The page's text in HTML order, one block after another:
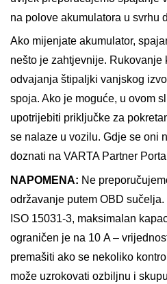
na polove akumulatora u svrhu
Ako mijenjate akumulator,
nešto je zahtjevnije. Rukovanje
odvajanja štipaljki vanjskog
spoja. Ako je moguće, u ovom
upotrijebiti priključke za
se nalaze u vozilu. Gdje se oni
doznati na VARTA Partner
NAPOMENA: Ne
održavanje putem OBD
ISO 15031-3, maksimalan
ograničen je na 10 A –
premašiti ako se nekoliko
može uzrokovati ozbiljnu i